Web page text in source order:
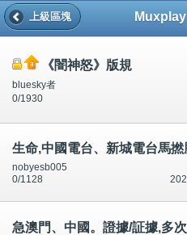
上級區塊
《闇神怒》版規
bluesky者
0/1930
nobyesb005
0/1128